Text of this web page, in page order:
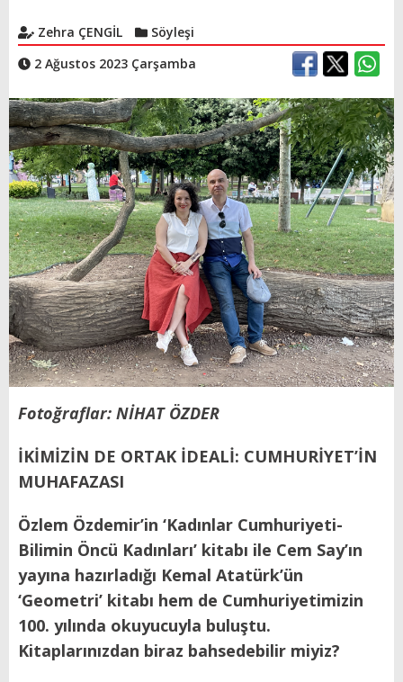
Zehra ÇENGİL
Söyleşi
2 Ağustos 2023 Çarşamba
Fotoğraflar: NİHAT ÖZDER
İKİMİZİN DE ORTAK İDEALİ: CUMHURİYET’İN
MUHAFAZASI
Özlem Özdemir’in ‘Kadınlar Cumhuriyeti-
Bilimin Öncü Kadınları’ kitabı ile Cem Say’ın
yayına hazırladığı Kemal Atatürk’ün
‘Geometri’ kitabı hem de Cumhuriyetimizin
100. yılında okuyucuyla buluştu.
Kitaplarınızdan biraz bahsedebilir miyiz?